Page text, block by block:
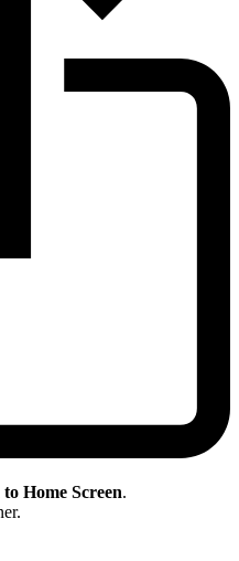
Home Screen.